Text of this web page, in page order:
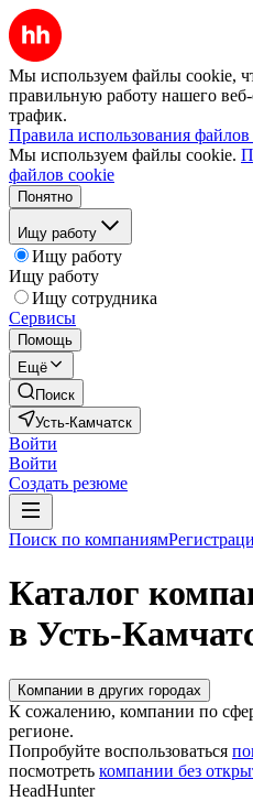
Мы используем файлы cookie,
правильную работу нашего веб-
трафик.
Правила использования
Мы используем файлы cookie.
файлов cookie
Понятно
Ищу работу
Ищу работу
Ищу работу
Ищу сотрудника
Сервисы
Помощь
Ещё
Поиск
Усть-Камчатск
Войти
Войти
Создать резюме
Поиск по компаниям
Каталог
в Усть-
Компании в других городах
К сожалению, компании по
регионе.
Попробуйте воспользоваться
посмотреть компании без
HeadHunter